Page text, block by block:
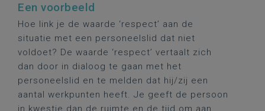
Een voorbeeld
Hoe link je de waarde ‘respect’ aan de
situatie met een personeelslid dat niet
voldoet? De waarde ‘respect’ vertaalt zich
dan door in dialoog te gaan met het
personeelslid en te melden dat hij/zij een
aantal werkpunten heeft. Je geeft de persoon
in kwestie dan de ruimte en de tijd om aan